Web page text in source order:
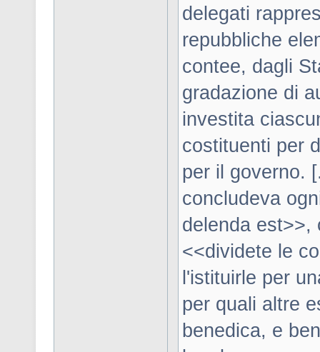
delegati
repubbliche
contee, dagli
gradazione di
investita
costituenti per
per il governo.
concludeva
delenda est>>,
<<dividete le
l'istituirle per
per quali altre
benedica, e